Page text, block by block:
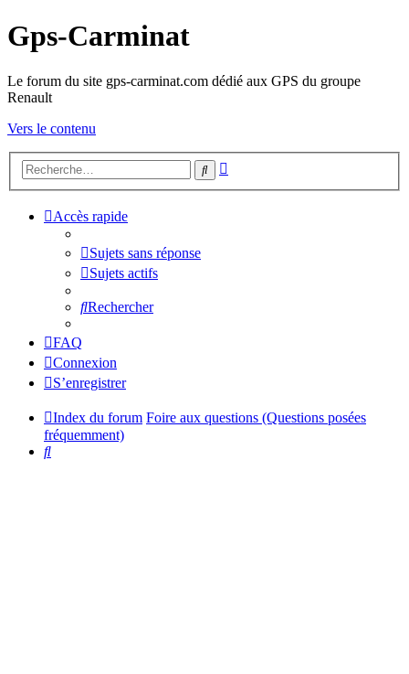
Gps-Carminat
Le forum du site gps-carminat.com dédié aux GPS du groupe
Renault
Vers le contenu
Rechercher
Accès rapide
Sujets sans réponse
Sujets actifs
Rechercher
FAQ
Connexion
S’enregistrer
Index du forum Foire aux questions (Questions posées
fréquemment)
Rechercher